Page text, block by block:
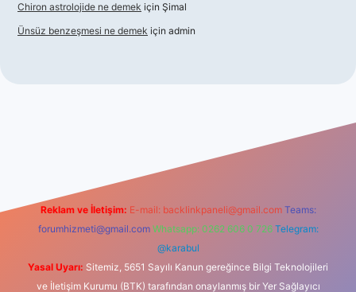
Chiron astrolojide ne demek için Şimal
Ünsüz benzeşmesi ne demek için admin
Reklam ve İletişim: E-mail: backlinkpaneli@gmail.com Teams:
forumhizmeti@gmail.com Whatsapp: 0262 606 0 726 Telegram:
@karabul
Yasal Uyarı: Sitemiz, 5651 Sayılı Kanun gereğince Bilgi Teknolojileri
ve İletişim Kurumu (BTK) tarafından onaylanmış bir Yer Sağlayıcı